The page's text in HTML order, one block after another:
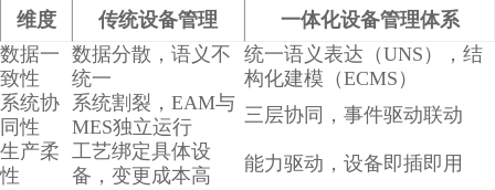
维度 传统设备管理
一体化设备管理体系
数据一
致性
数据分散，语义不
统一
统一语义表达（UNS），结
构化建模（ECMS）
系统协
同性
系统割裂，EAM与
MES独立运行
三层协同，事件驱动联动
生产柔
性
工艺绑定具体设
备，变更成本高
能力驱动，设备即插即用